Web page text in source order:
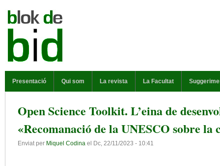
Presentació Qui som La revista La Facultat
Open Science Toolkit. L’eina de
«Recomanació de la UNESCO sobre la
Enviat per Miquel Codina el Dc, 22/11/2023 - 10:41